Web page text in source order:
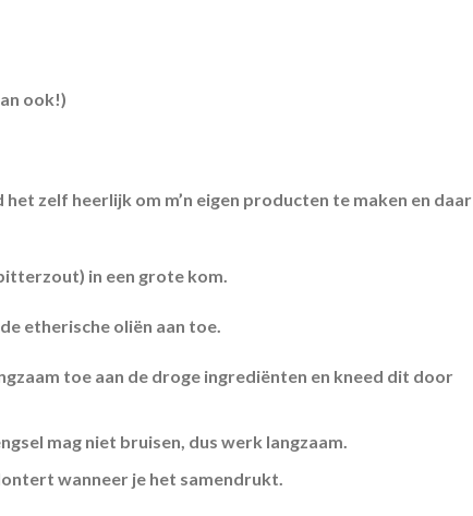
ook!)
zelf heerlijk om m’n eigen producten te maken en daar
in een grote kom.
etherische oliën aan toe.
toe aan de droge ingrediënten en kneed dit door
mag niet bruisen , dus werk langzaam.
wanneer je het samendrukt.